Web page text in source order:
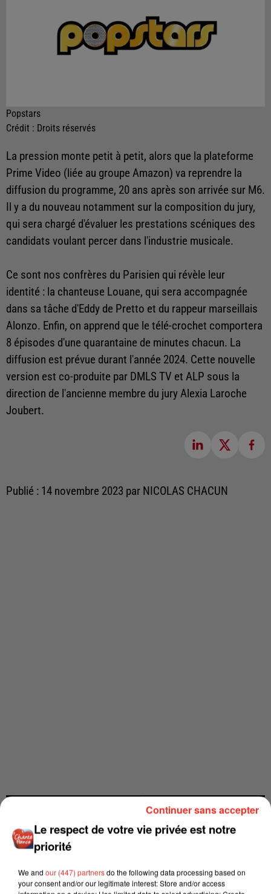
Popstars
Crédit : Droits réservés
La pression monte petit à petit, alors que la plateforme
Prime Video (liée au groupe Amazon) va reprendre la
diffusion du programme, 20 ans après son arrivée sur M6.
Il y a du nouveau notamment sur la composition du jury,
qui sera chargé d'évaluer les prestations scéniques des
candidats voulant percer dans l'industrie musicale.
Ce sont nos confrères du Parisien qui révèle leur
identité : la chanteuse Louane, qui sera accompagnée
dans sa tâche d'Eddy de Pretto et du rappeur marseillais
Alonzo. Enfin, on apprend que le télé-crochet comportera
8 épisodes d'une quarantaine de minutes chacun. La
diffusion est prévue durant l'année 2024. Cette nouvelle
version est co-produite par DMLS TV et ALP sous la
direction de l'ancienne membre du jury Alexia Laroche
Joubert.
Publié : 14 novembre 2023 par NICOLAS CHACUN
Le respect de votre vie privée est notre
priorité
We and our (447) partnersdo the following data processing based on
your consent and/or our legitimate interest: Store and/or access
Continuer sans accepter